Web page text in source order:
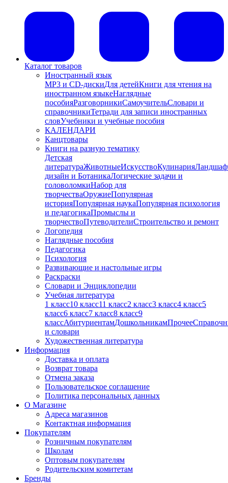
Каталог товаров
Иностранный язык
MP3 и CD-дискиДля детейКниги для чтения на
иностранном языкеНаглядные
пособияРазговорникиСамоучительСловари и
справочникиТетради для записи иностранных
словУчебники и учебные пособия
КАЛЕНДАРИ
Канцтовары
Книги на разную тематику
Детская
литератураЖивотныеИскусствоКулинария
дизайн и БотаникаЛогические задачи и
головоломкиНабор для
творчестваОружиеПопулярная
историяПопулярная наукаПопулярная психология
и педагогикаПромыслы и
творчествоПутеводителиСтроительство и ремонт
Логопедия
Наглядные пособия
Педагогика
Психология
Развивающие и настольные игры
Раскраски
Словари и Энциклопедии
Учебная литература
1 класс10 класс11 класс2 класс3 класс4 класс5
класс6 класс7 класс8 класс9
классАбитуриентамДошкольникамПрочее
и словари
Художественная литература
Информация
Доставка и оплата
Возврат товара
Отмена заказа
Пользовательское соглашение
Политика персональных данных
О Магазине
Адреса магазинов
Контактная информация
Покупателям
Розничным покупателям
Школам
Оптовым покупателям
Родительским комитетам
Бренды